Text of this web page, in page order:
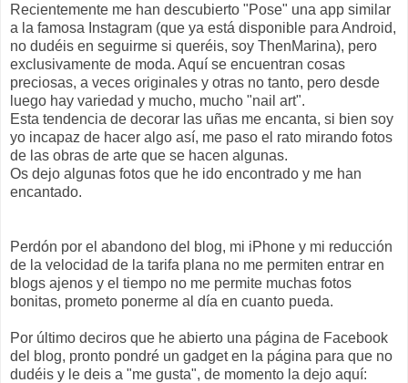
Recientemente me han descubierto "Pose" una app similar
a la famosa Instagram (que ya está disponible para Android,
no dudéis en seguirme si queréis, soy ThenMarina), pero
exclusivamente de moda. Aquí se encuentran cosas
preciosas, a veces originales y otras no tanto, pero desde
luego hay variedad y mucho, mucho "nail art".
Esta tendencia de decorar las uñas me encanta, si bien soy
yo incapaz de hacer algo así, me paso el rato mirando fotos
de las obras de arte que se hacen algunas.
Os dejo algunas fotos que he ido encontrado y me han
encantado.
Perdón por el abandono del blog, mi iPhone y mi reducción
de la velocidad de la tarifa plana no me permiten entrar en
blogs ajenos y el tiempo no me permite muchas fotos
bonitas, prometo ponerme al día en cuanto pueda.
Por último deciros que he abierto una página de Facebook
del blog, pronto pondré un gadget en la página para que no
dudéis y le deis a "me gusta", de momento la dejo aquí: